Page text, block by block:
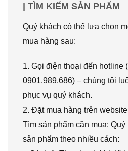
| TÌM KIẾM SẢN PHẨM
Quý khách có thể lựa chọn
mua hàng sau:
1. Gọi điện thoại đến hotline
0901.989.686) – chúng tôi
phục vụ quý khách.
2. Đặt mua hàng trên
Tìm sản phẩm cần mua:
sản phẩm theo nhiều cách: